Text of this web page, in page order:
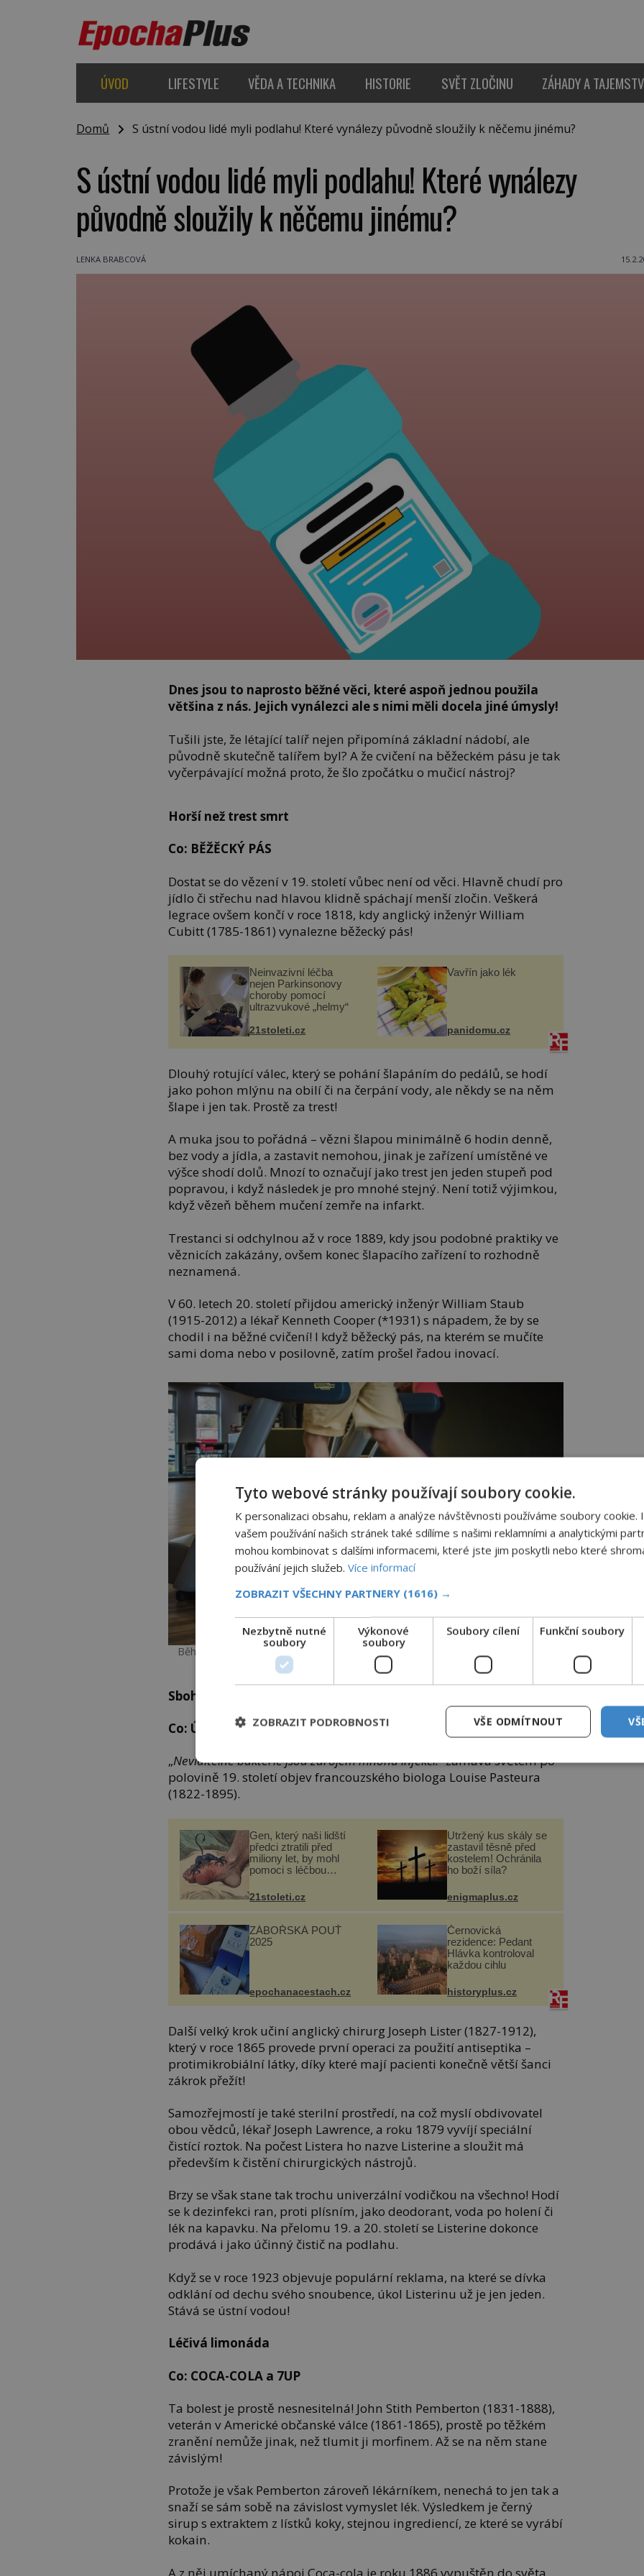
ÚVOD LIFESTYLE VĚDA A TECHNIKA HISTORIE SVĚT ZLOČINU ZÁHADY A
Domů S ústní vodou lidé myli podlahu! Které vynálezy původně sloužily k něčemu jinému?
S ústní vodou lidé myli podlahu! Které vynálezy
původně sloužily k něčemu jinému?
LENKA BRABCOVÁ
Dnes jsou to naprosto běžné věci, které aspoň jednou použila
většina z nás. Jejich vynálezci ale s nimi měli docela jiné úmysly!
Tušili jste, že létající talíř nejen připomíná základní nádobí, ale
původně skutečně talířem byl? A že cvičení na běžeckém pásu je tak
vyčerpávající možná proto, že šlo zpočátku o mučicí nástroj?
Horší než trest smrt
Co: BĚŽĚCKÝ PÁS
Dostat se do vězení v 19. století vůbec není od věci. Hlavně chudí pro
jídlo či střechu nad hlavou klidně spáchají menší zločin. Veškerá
legrace ovšem končí v roce 1818, kdy anglický inženýr William
Cubitt (1785-1861) vynalezne běžecký pás!
Neinvazivní léčba
nejen Parkinsonovy
choroby pomocí
ultrazvukové „helmy“
21stoleti.cz
Vavřín jako lék
panidomu.cz
Dlouhý rotující válec, který se pohání šlapáním do pedálů, se hodí
jako pohon mlýnu na obilí či na čerpání vody, ale někdy se na něm
šlape i jen tak. Prostě za trest!
A muka jsou to pořádná – vězni šlapou minimálně 6 hodin denně,
bez vody a jídla, a zastavit nemohou, jinak je zařízení umístěné ve
výšce shodí dolů. Mnozí to označují jako trest jen jeden stupeň pod
popravou, i když následek je pro mnohé stejný. Není totiž výjimkou,
když vězeň během mučení zemře na infarkt.
Trestanci si odchylnou až v roce 1889, kdy jsou podobné praktiky ve
věznicích zakázány, ovšem konec šlapacího zařízení to rozhodně
neznamená.
V 60. letech 20. století přijdou americký inženýr William Staub
(1915-2012) a lékař Kenneth Cooper (*1931) s nápadem, že by se
chodil i na běžné cvičení! I když běžecký pás, na kterém se mučíte
sami doma nebo v posilovně, zatím prošel řadou inovací.
Běhací pás, anglicky treadmill („šlapací mlýn“), nejprve skutečně sloužil i na obilí.
Foto: profivideos / Pixabay.
Sbohem bakterie!
Co: ÚSTNÍ VODA LISTERINE
„Neviditelné bakterie jsou zdrojem mnoha infekcí!“zamává světem po
polovině 19. století objev francouzského biologa Louise Pasteura
(1822-1895).
Gen, který naši lidští
předci ztratili před
miliony let, by mohl
pomoci s léčbou
21stoleti.cz
Utržený kus skály se
zastavil těsně před
kostelem! Ochránila
ho boží síla?
enigmaplus.cz
ZÁBOŘSKÁ POUŤ
2025
epochanacestach.cz
Černovická
rezidence: Pedant
Hlávka kontroloval
každou cihlu
historyplus.cz
Další velký krok učiní anglický chirurg Joseph Lister (1827-1912),
který v roce 1865 provede první operaci za použití antiseptika –
protimikrobiální látky, díky které mají pacienti konečně větší šanci
zákrok přežít!
Samozřejmostí je také sterilní prostředí, na což myslí obdivovatel
obou vědců, lékař Joseph Lawrence, a roku 1879 vyvíjí speciální
čistící roztok. Na počest Listera ho nazve Listerine a sloužit má
především k čistění chirurgických nástrojů.
Brzy se však stane tak trochu univerzální vodičkou na všechno! Hodí
se k dezinfekci ran, proti plísním, jako deodorant, voda po holení či
lék na kapavku. Na přelomu 19. a 20. století se Listerine dokonce
prodává i jako účinný čistič na podlahu.
Když se v roce 1923 objevuje populární reklama, na které se dívka
odklání od dechu svého snoubence, úkol Listerinu už je jen jeden.
Stává se ústní vodou!
Léčivá limonáda
Co: COCA-COLA a 7UP
Ta bolest je prostě nesnesitelná! John Stith Pemberton (1831-1888),
veterán v Americké občanské válce (1861-1865), prostě po těžkém
zranění nemůže jinak, než tlumit ji morfinem. Až se na něm stane
závislým!
Protože je však Pemberton zároveň lékárníkem, nenechá to jen tak a
snaží se sám sobě na závislost vymyslet lék. Výsledkem je černý
sirup s extraktem z lístků koky, stejnou ingrediencí, ze které se vyrábí
kokain.
A z něj umíchaný nápoj Coca-cola je roku 1886 vypuštěn do světa
Tyto webové stránky používají soubory cookie.
K personalizaci obsahu, reklam a analýze návštěvnosti používáme soubory cookie.
vašem používání našich stránek také sdílíme s našimi reklamními a analytickými
mohou kombinovat s dalšími informacemi, které jste jim poskytli nebo které
používání jejich služeb. Více informací
ZOBRAZIT VŠECHNY PARTNERY (1616) →
Nezbytně nutné
soubory
Výkonové
soubory
Soubory cílení Funkční soubory
VŠE ODMÍTNOUT
ZOBRAZIT PODROBNOSTI